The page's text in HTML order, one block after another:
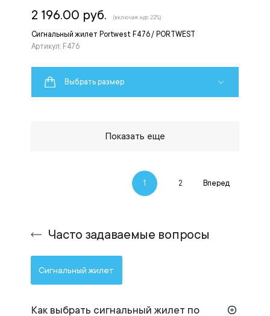
Сигнальный жилет Portwest F476 / PORTWEST
Артикул: F476
2 196.00 руб. (включая ндс 22%)
Выбрать размер
Показать еще
1 2 Вперед
Часто задаваемые вопросы
Сигнальный жилет
Как выбрать сигнальный жилет по